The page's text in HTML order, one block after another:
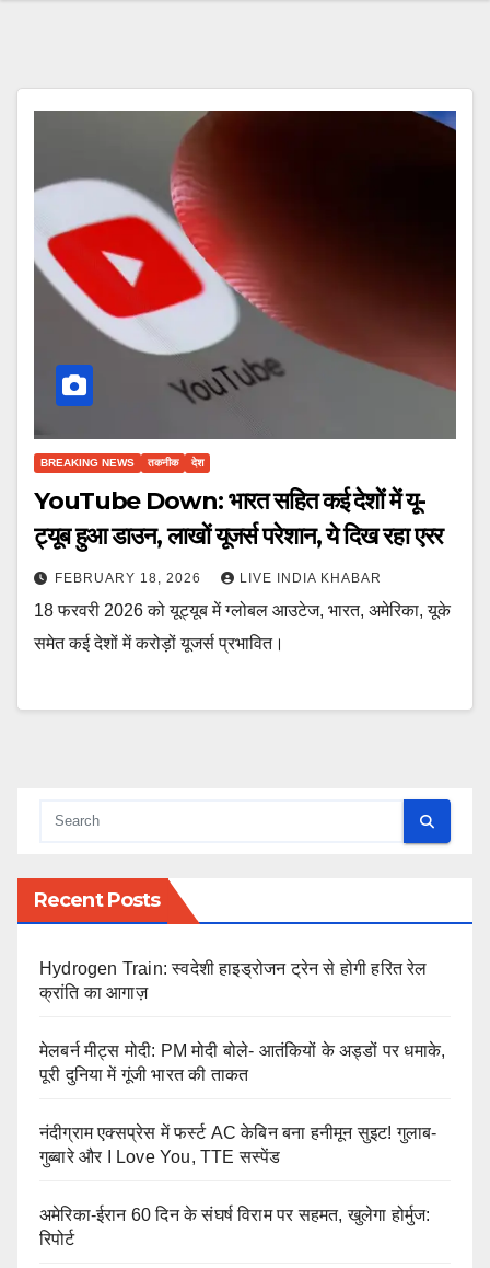
BREAKING NEWS तकनीक देश
YouTube Down: भारत सहित कई देशों में यू-
ट्यूब हुआ डाउन, लाखों यूजर्स परेशान, ये दिख रहा एरर
FEBRUARY 18, 2026 LIVE INDIA KHABAR
18 फरवरी 2026 को यूट्यूब में ग्लोबल आउटेज, भारत, अमेरिका, यूके
समेत कई देशों में करोड़ों यूजर्स प्रभावित।
Recent Posts
Hydrogen Train: स्वदेशी हाइड्रोजन ट्रेन से होगी हरित रेल
क्रांति का आगाज़
मेलबर्न मीट्स मोदी: PM मोदी बोले- आतंकियों के अड्डों पर धमाके,
पूरी दुनिया में गूंजी भारत की ताकत
नंदीग्राम एक्सप्रेस में फर्स्ट AC केबिन बना हनीमून सुइट! गुलाब-
गुब्बारे और I Love You, TTE सस्पेंड
अमेरिका-ईरान 60 दिन के संघर्ष विराम पर सहमत, खुलेगा होर्मुज:
रिपोर्ट